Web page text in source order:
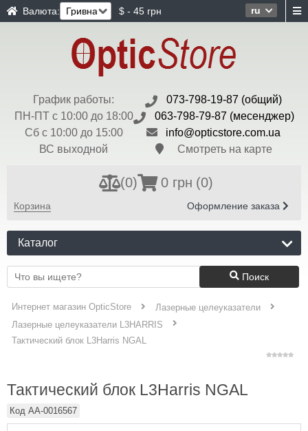
ru
Валюта: $ - 45 грн
График работы:
ПН-ПТ с 10:00 до 18:00
Сб с 10:00 до 15:00
ВС выходной
073-798-19-87 (общий)
063-798-79-87 (месенджер)
info@opticstore.com.ua
Смотреть на карте
(0) 0 грн (0)
Корзина Оформление заказа
Каталог
Поиск
Интернет магазин OpticStore
Лазерные целеуказатели
Лазерные целеуказатели L3HARRIS
Тактический блок L3Harris NGAL
Тактический блок L3Harris NGAL
Код AA-0016567